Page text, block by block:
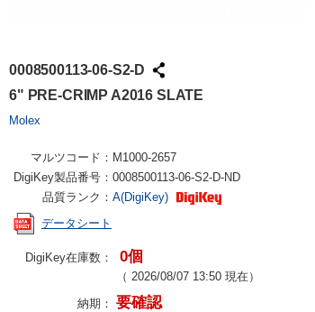
0008500113-06-S2-D
6" PRE-CRIMP A2016 SLATE
Molex
マルツコード： M1000-2657
DigiKey製品番号： 0008500113-06-S2-D-ND
品質ランク： A(DigiKey)
データシート
DigiKey在庫数： 0個
（ 2026/08/07 13:50 現在）
納期： 要確認